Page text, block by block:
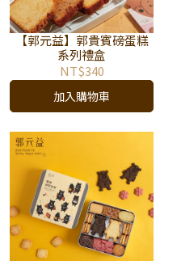
【郭元益】郭貴賓磅蛋糕
系列禮盒
NT$340
加入購物車